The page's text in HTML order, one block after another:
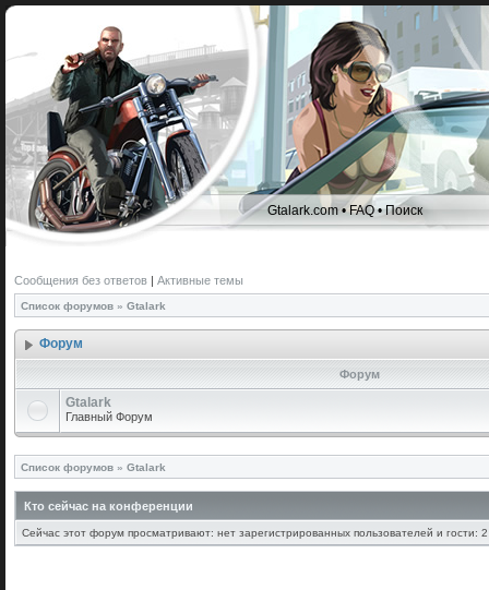
Gtalark.com •FAQ•Поиск
Сообщения без ответов | Активные темы
Список форумов » Gtalark
Форум
Форум
Gtalark
Главный Форум
Список форумов » Gtalark
Кто сейчас на конференции
Сейчас этот форум просматривают: нет зарегистрированных пользователей и гости: 2